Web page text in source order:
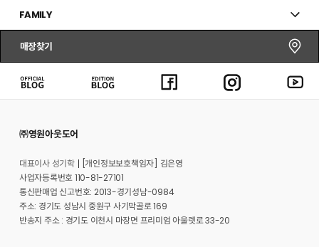
FAMILY
매장찾기
㈜영원아웃도어
대표이사 성기학
[개인정보보호책임자] 김은영
사업자등록번호 110-81-27101
통신판매업 신고번호: 2013-경기성남-0984
주소: 경기도 성남시 중원구 사기막골로 169
반송지 주소 : 경기도 이천시 마장면 프리미엄 아울렛로 33-20